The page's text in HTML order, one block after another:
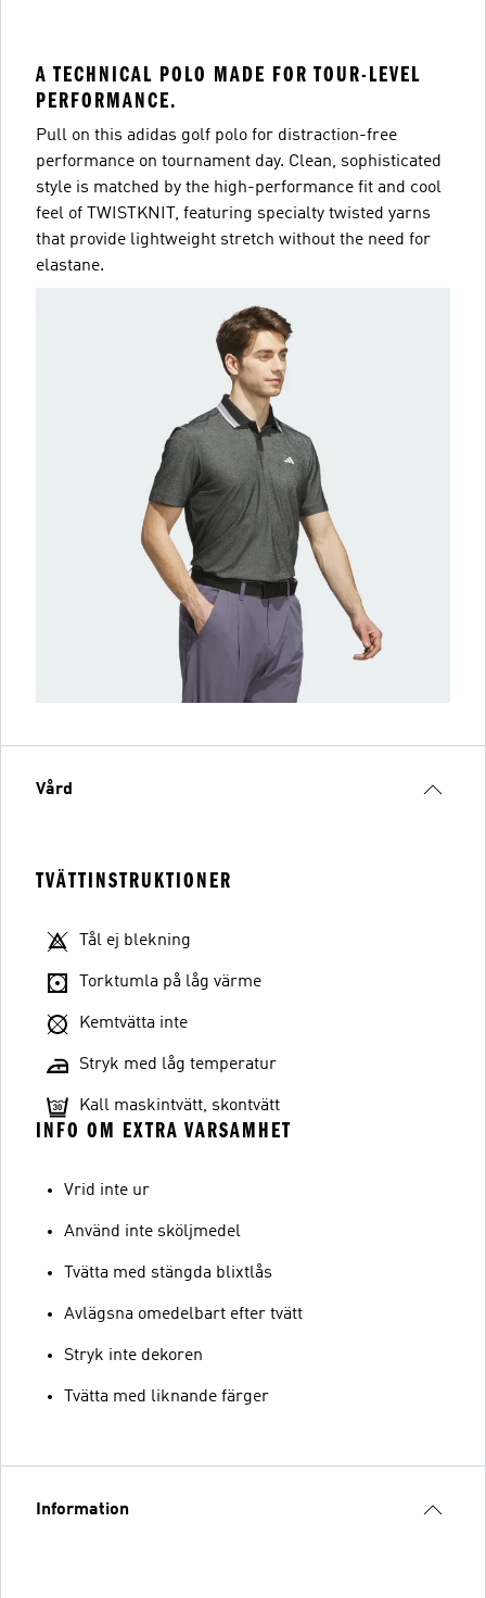
A TECHNICAL POLO MADE FOR TOUR-LEVEL
PERFORMANCE.
Pull on this adidas golf polo for distraction-free
performance on tournament day. Clean, sophisticated
style is matched by the high-performance fit and cool
feel of TWISTKNIT, featuring specialty twisted yarns
that provide lightweight stretch without the need for
elastane.
Vård
TVÄTTINSTRUKTIONER
Tål ej blekning
Torktumla på låg värme
Kemtvätta inte
Stryk med låg temperatur
Kall maskintvätt, skontvätt
INFO OM EXTRA VARSAMHET
Vrid inte ur
Använd inte sköljmedel
Tvätta med stängda blixtlås
Avlägsna omedelbart efter tvätt
Stryk inte dekoren
Tvätta med liknande färger
Information